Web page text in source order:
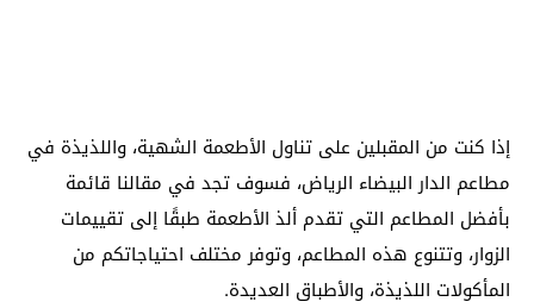
إذا كنت من المقبلين على تناول الأطعمة الشهية، واللذيذة في
مطاعم الدار البيضاء الرياض، فسوف تجد في مقالنا قائمة
بأفضل المطاعم التي تقدم ألذ الأطعمة طبقًا إلى تقييمات
الزوار، وتتنوع هذه المطاعم، وتوفر مختلف احتياجاتكم من
المأكولات اللذيذة، والأطباق العديدة.